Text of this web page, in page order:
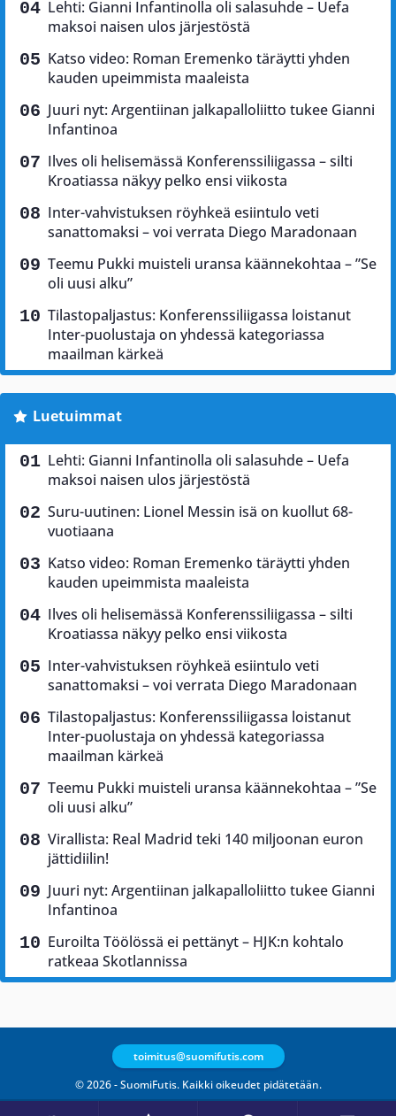
Lehti: Gianni Infantinolla oli salasuhde – Uefa
maksoi naisen ulos järjestöstä
Katso video: Roman Eremenko täräytti yhden
kauden upeimmista maaleista
Juuri nyt: Argentiinan jalkapalloliitto tukee Gianni
Infantinoa
Ilves oli helisemässä Konferenssiliigassa – silti
Kroatiassa näkyy pelko ensi viikosta
Inter-vahvistuksen röyhkeä esiintulo veti
sanattomaksi – voi verrata Diego Maradonaan
Teemu Pukki muisteli uransa käännekohtaa – ”Se
oli uusi alku”
Tilastopaljastus: Konferenssiliigassa loistanut
Inter-puolustaja on yhdessä kategoriassa
maailman kärkeä
Luetuimmat
Lehti: Gianni Infantinolla oli salasuhde – Uefa
maksoi naisen ulos järjestöstä
Suru-uutinen: Lionel Messin isä on kuollut 68-
vuotiaana
Katso video: Roman Eremenko täräytti yhden
kauden upeimmista maaleista
Ilves oli helisemässä Konferenssiliigassa – silti
Kroatiassa näkyy pelko ensi viikosta
Inter-vahvistuksen röyhkeä esiintulo veti
sanattomaksi – voi verrata Diego Maradonaan
Tilastopaljastus: Konferenssiliigassa loistanut
Inter-puolustaja on yhdessä kategoriassa
maailman kärkeä
Teemu Pukki muisteli uransa käännekohtaa – ”Se
oli uusi alku”
Virallista: Real Madrid teki 140 miljoonan euron
jättidiilin!
Juuri nyt: Argentiinan jalkapalloliitto tukee Gianni
Infantinoa
Euroilta Töölössä ei pettänyt – HJK:n kohtalo
ratkeaa Skotlannissa
© 2026 - SuomiFutis. Kaikki oikeudet pidätetään.
toimitus@suomifutis.com